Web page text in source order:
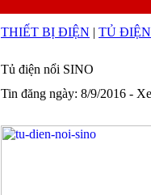
THIẾT BỊ ĐIỆN | TỦ ĐIỆN
Tủ điện nổi SINO
Tin đăng ngày: 8/9/2016 -